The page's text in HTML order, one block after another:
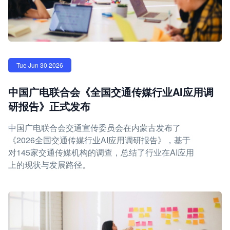
Tue Jun 30 2026
中国广电联合会《全国交通传媒行业AI应用调
研报告》正式发布
中国广电联合会交通宣传委员会在内蒙古发布了
《2026全国交通传媒行业AI应用调研报告》，基于
对145家交通传媒机构的调查，总结了行业在AI应用
上的现状与发展路径。